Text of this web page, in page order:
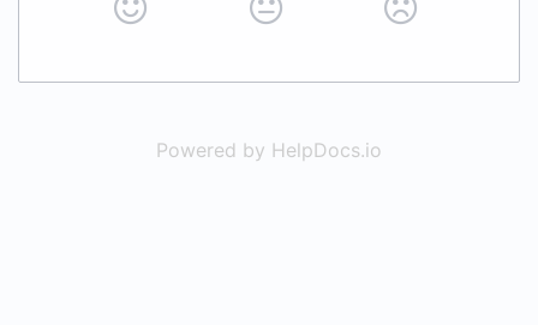
Powered by HelpDocs.io